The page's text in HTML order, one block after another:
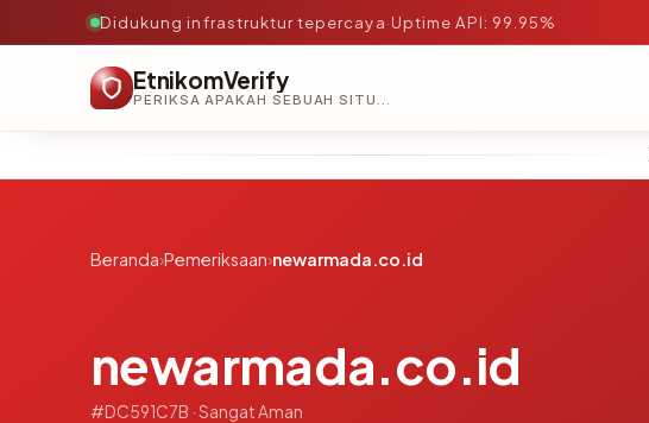
Didukung infrastruktur tepercaya·Uptime API: 99.95%
EtnikomVerify
PERIKSA APAKAH SEBUAH SITUS AMAN, TEPERCAYA, DAN TERVERIFIKASI DALAM HITUNGAN DETIK.
Beranda›Pemeriksaan›newarmada.co.id
newarmada.co.id
#DC591C7B · Sangat Aman